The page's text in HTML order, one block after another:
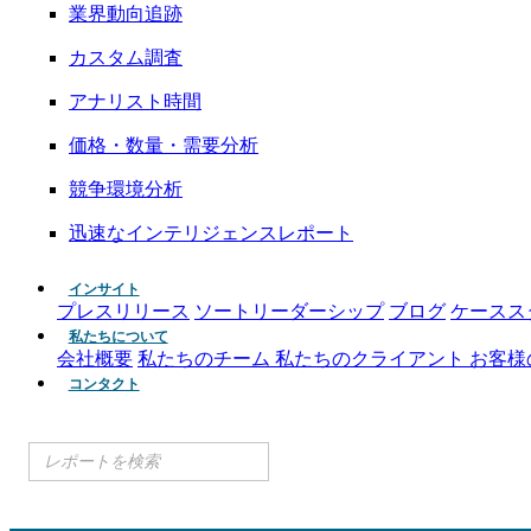
業界動向追跡
カスタム調査
アナリスト時間
価格・数量・需要分析
競争環境分析
迅速なインテリジェンスレポート
インサイト
プレスリリース ソートリーダーシップ ブログ ケースス
私たちについて
会社概要 私たちのチーム 私たちのクライアント お客様
コンタクト